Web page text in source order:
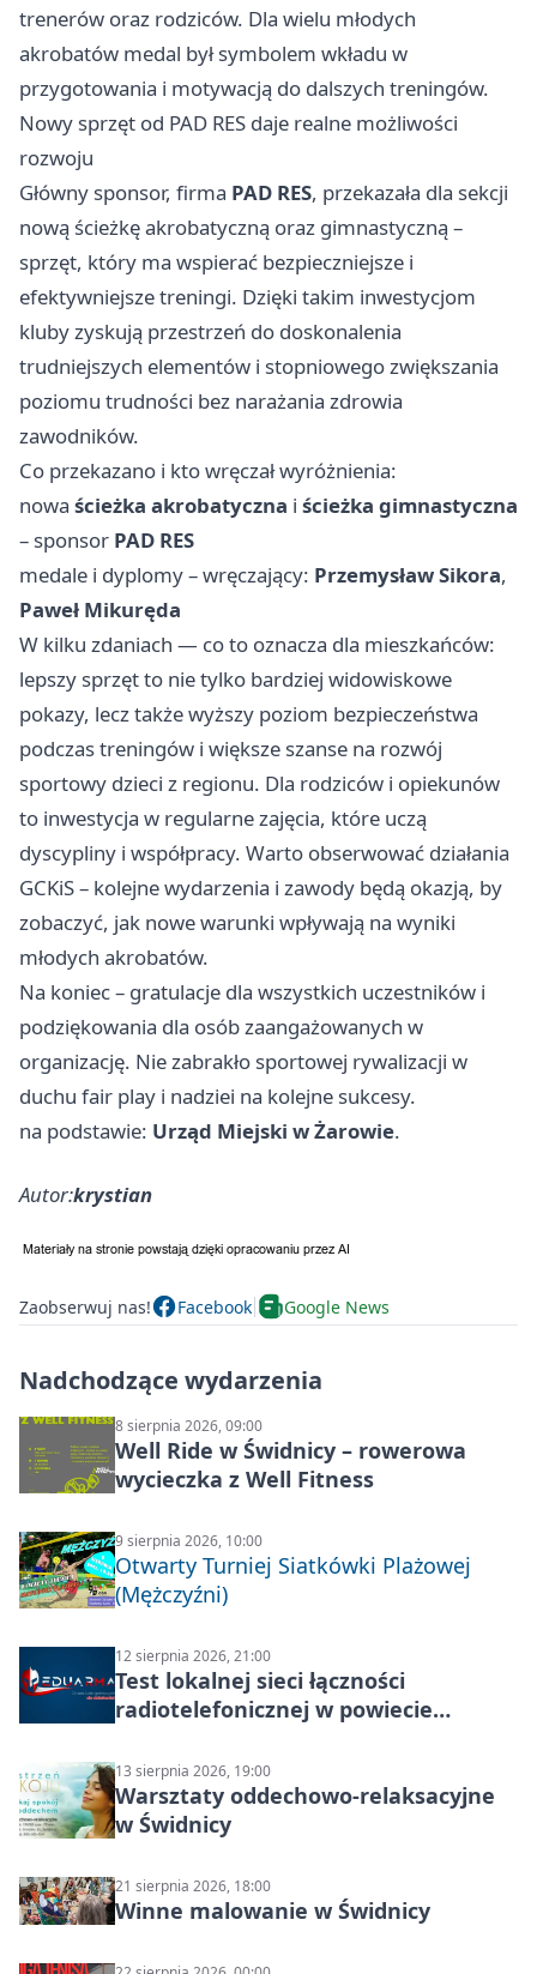
trenerów oraz rodziców. Dla wielu młodych
akrobatów medal był symbolem wkładu w
przygotowania i motywacją do dalszych treningów.
Nowy sprzęt od PAD RES daje realne możliwości
rozwoju
Główny sponsor, firma PAD RES, przekazała dla sekcji
nową ścieżkę akrobatyczną oraz gimnastyczną –
sprzęt, który ma wspierać bezpieczniejsze i
efektywniejsze treningi. Dzięki takim inwestycjom
kluby zyskują przestrzeń do doskonalenia
trudniejszych elementów i stopniowego zwiększania
poziomu trudności bez narażania zdrowia
zawodników.
Co przekazano i kto wręczał wyróżnienia:
nowa ścieżka akrobatyczna i ścieżka gimnastyczna
– sponsor PAD RES
medale i dyplomy – wręczający: Przemysław Sikora,
Paweł Mikuręda
W kilku zdaniach — co to oznacza dla mieszkańców:
lepszy sprzęt to nie tylko bardziej widowiskowe
pokazy, lecz także wyższy poziom bezpieczeństwa
podczas treningów i większe szanse na rozwój
sportowy dzieci z regionu. Dla rodziców i opiekunów
to inwestycja w regularne zajęcia, które uczą
dyscypliny i współpracy. Warto obserwować działania
GCKiS – kolejne wydarzenia i zawody będą okazją, by
zobaczyć, jak nowe warunki wpływają na wyniki
młodych akrobatów.
Na koniec – gratulacje dla wszystkich uczestników i
podziękowania dla osób zaangażowanych w
organizację. Nie zabrakło sportowej rywalizacji w
duchu fair play i nadziei na kolejne sukcesy.
na podstawie: Urząd Miejski w Żarowie.
Autor:krystian
Zaobserwuj nas! Facebook Google News
Nadchodzące wydarzenia
8 sierpnia 2026, 09:00
Well Ride w Świdnicy – rowerowa
wycieczka z Well Fitness
9 sierpnia 2026, 10:00
Otwarty Turniej Siatkówki Plażowej
(Mężczyźni)
12 sierpnia 2026, 21:00
Test lokalnej sieci łączności
radiotelefonicznej w powiecie
13 sierpnia 2026, 19:00
Warsztaty oddechowo-relaksacyjne
w Świdnicy
21 sierpnia 2026, 18:00
Winne malowanie w Świdnicy